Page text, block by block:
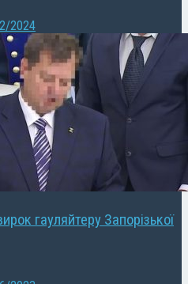
2024
гауляйтеру Запорізької